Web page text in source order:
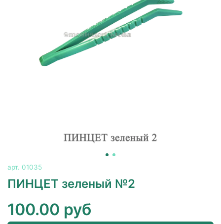
арт. 01035
ПИНЦЕТ зеленый №2
100.00 руб